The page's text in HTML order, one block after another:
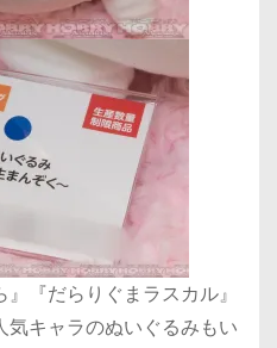
『だらりぐまラスカル』
気キャラのぬいぐるみもい